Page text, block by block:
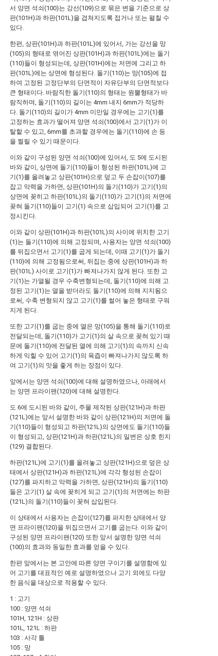
서 양면 석쇠(100)는 강선(109)으로 묶은 변을 기준으로 상
판(101H)과 하판(101L)을 겹쳐지도록 접거나 또는 펼칠 수
있다.
한편, 상판(101H)과 하판(101L)에 있어서, 가는 강선을 망
(105)의 형태로 엮어진 상판(101H)과 하판(101L)에는 돌기
(110)들이 형성되는데, 상판(101H)에는 저면에 그리고 하
판(101L)에는 상면에 형성된다. 돌기(110)는 망(105)에 접
하여 고정된 고정단부의 단면적이 자유단부의 단면적보다
큰 형태이다. 바람직한 돌기(110)의 형태는 원뿔형태가 바
람직하며, 돌기(110)의 길이는 4mm 내지 6mm가 적당하
다. 돌기(110)의 길이가 4mm 미만일 경우에는 고기(1)를
고정하는 효과가 떨어져 양면 석쇠(100)에서 고기(1)가 이
탈할 수 있고, 6mm를 초과할 경우에는 돌기(110)에 손 등
을 찔릴 수 있기 때문이다.
이와 같이 구성된 양면 석쇠(100)에 있어서, 도 5에 도시된
바와 같이, 상면에 돌기(110)들이 형성된 하판(101L)에 고
기(1)를 올려놓고 상판(101H)으로 덮고 두 손잡이(107)를
잡고 악력을 가하면, 상판(101H)의 돌기(110)가 고기(1)의
상면에 꽂히고 하판(101L)의 돌기(110)가 고기(1)의 저면에
꽂혀 돌기(110)들이 고기(1) 속으로 삽입되어 고기(1)를 고
정시킨다.
이와 같이 상판(101H)과 하판(101L)의 사이에 위치한 고기
(1)는 돌기(110)에 의해 고정되며, 사용자는 양면 석쇠(100)
를 뒤집으면서 고기(1)를 굽게 되는데, 이때 고기(1)가 돌기
(110)에 의해 고정됨으로써, 뒤집는 중에 상판(101H)과 하
판(101L) 사이로 고기(1)가 빠져나가지 않게 된다. 또한 고
기(1)는 가열될 경우 수축변형되는데, 돌기(110)에 의해 고
정된 고기(1)는 열을 받더라도 돌기(110)에 의해 지지됨으
로써, 수축 변형되지 않고 고기(1)를 썰어 놓은 형태로 구워
지게 된다.
또한 고기(1)를 굽는 중에 열은 망(105)을 통해 돌기(110)로
전달되는데, 돌기(110)가 고기(1)의 살 속으로 꽂혀 있기 때
문에 돌기(110)에 전달된 열에 의해 고기(1)의 속까지 신속
하게 익힐 수 있어 고기(1)의 육즙이 빠져나가지 않도록 하
여 고기(1)의 맛을 좋게 하는 장점이 있다.
앞에서는 양면 석쇠(100)에 대해 설명하였으나, 아래에서
는 양면 프라이팬(120)에 대해 설명한다.
도 6에 도시된 바와 같이, 주물 제작된 상판(121H)과 하판
(121L)에는 앞서 설명한 바와 같이 상판(121H)의 저면에 돌
기(110)들이 형성되고 하판(121L)의 상면에도 돌기(110)들
이 형성되고, 상판(121H)과 하판(121L)의 일변은 상호 힌지
(129) 결합된다.
하판(121L)에 고기(1)를 올려놓고 상판(121H)으로 덮은 상
태에서 상판(121H)과 하판(121L)에 각각 형성된 손잡이
(127)를 파지하고 악력을 가하면, 상판(121H)의 돌기(110)
들은 고기(1) 살 속에 꽂히게 되고 고기(1)의 저면에는 하판
(121L)의 돌기(110)들이 꽂혀 삽입된다.
이 상태에서 사용자는 손잡이(127)를 파지한 상태에서 양
면 프라이팬(120)을 뒤집으면서 고기를 굽는다. 이와 같이
구성된 양면 프라이팬(120) 또한 앞서 설명한 양면 석쇠
(100)의 효과와 동일한 효과를 얻을 수 있다.
한편 앞에서는 본 고안에 따른 양면 구이기를 설명함에 있
어 고기를 대표적인 예로 설명하였으나 고기 외에도 다양
한 음식을 대상으로 적용할 수 있다.
1 : 고기
100 : 양면 석쇠
101H, 121H : 상판
101L, 121L : 하판
103 : 사각 틀
105 : 망